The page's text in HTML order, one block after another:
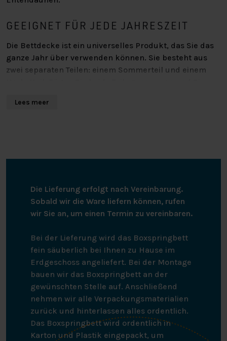
GEEIGNET FÜR JEDE JAHRESZEIT
Die Bettdecke ist ein universelles Produkt, das Sie das
ganze Jahr über verwenden können. Sie besteht aus
zwei separaten Teilen: einem Sommerteil und einem
der Druckknöpfe können Sie die beiden Teile
MATERIALIEN
mikroperkalem Polyester. Dieses dicht gewebte
Material verhindert, dass sich Federn durch das Inlett
bohren. Die Bettdecke hat eine ausgezeichnete
Eigenschaften. Eine schöne Daunendecke mit einem
ausgezeichneten Preis-Leistungs-Verhältnis!
Lees meer
Die Lieferung erfolgt nach Vereinbarung.
Sobald wir die Ware liefern können, rufen
wir Sie an, um einen Termin zu vereinbaren.
Bei der Lieferung wird das Boxspringbett
fein säuberlich bei Ihnen zu Hause im
Erdgeschoss angeliefert. Bei der Montage
bauen wir das Boxspringbett an der
gewünschten Stelle auf. Anschließend
nehmen wir alle Verpackungsmaterialien
zurück und hinterlassen alles ordentlich.
Das Boxspringbett wird ordentlich in
Karton und Plastik eingepackt, um